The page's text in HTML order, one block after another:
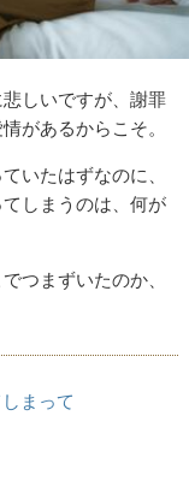
しいですが、謝罪
があるからこそ。
いたはずなのに、
しまうのは、何が
つまずいたのか、
まって